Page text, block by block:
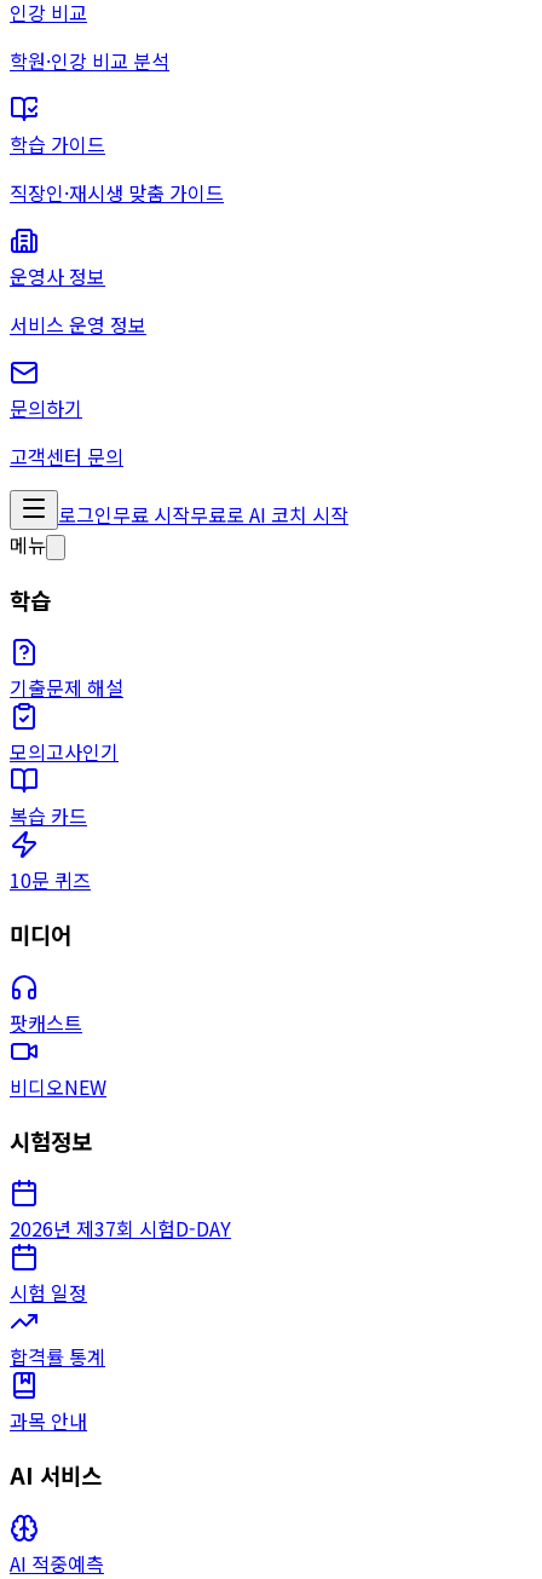
인강 비교
학원·인강 비교 분석
학습 가이드
직장인·재시생 맞춤 가이드
운영사 정보
서비스 운영 정보
문의하기
고객센터 문의
로그인무료 시작무료로 AI 코치 시작
메뉴
학습
기출문제 해설
모의고사인기
복습 카드
10문 퀴즈
미디어
팟캐스트
비디오NEW
시험정보
2026년 제37회 시험D-DAY
시험 일정
합격률 통계
과목 안내
AI 서비스
AI 적중예측